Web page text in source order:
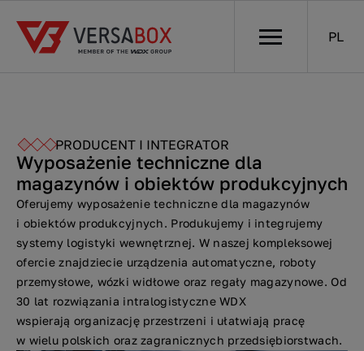
PL
PRODUCENT I INTEGRATOR
Wyposażenie techniczne dla
magazynów i obiektów produkcyjnych
Oferujemy wyposażenie techniczne dla magazynów
i obiektów produkcyjnych. Produkujemy i integrujemy
systemy logistyki wewnętrznej. W naszej kompleksowej
ofercie znajdziecie urządzenia automatyczne, roboty
przemysłowe, wózki widłowe oraz regały magazynowe. Od
30 lat rozwiązania intralogistyczne WDX
wspierają organizację przestrzeni i ułatwiają pracę
w wielu polskich oraz zagranicznych przedsiębiorstwach.